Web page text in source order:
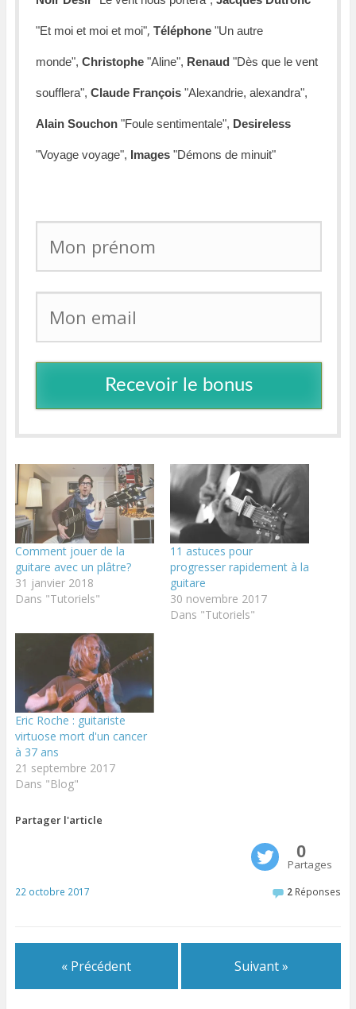
"Et moi et moi et moi", Téléphone "Un autre
monde", Christophe"Aline", Renaud "Dès que le vent
soufflera", Claude François"Alexandrie, alexandra",
Alain Souchon"Foule sentimentale", Desireless
"Voyage voyage", Images"Démons de minuit"
Recevoir le bonus
Comment jouer de la
guitare avec un plâtre?
31 janvier 2018
Dans "Tutoriels"
11 astuces pour
progresser rapidement à la
guitare
30 novembre 2017
Dans "Tutoriels"
Eric Roche : guitariste
virtuose mort d'un cancer
à 37 ans
21 septembre 2017
Dans "Blog"
Partager l'article
0
Partages
22 octobre 2017 2 Réponses
« Précédent Suivant »